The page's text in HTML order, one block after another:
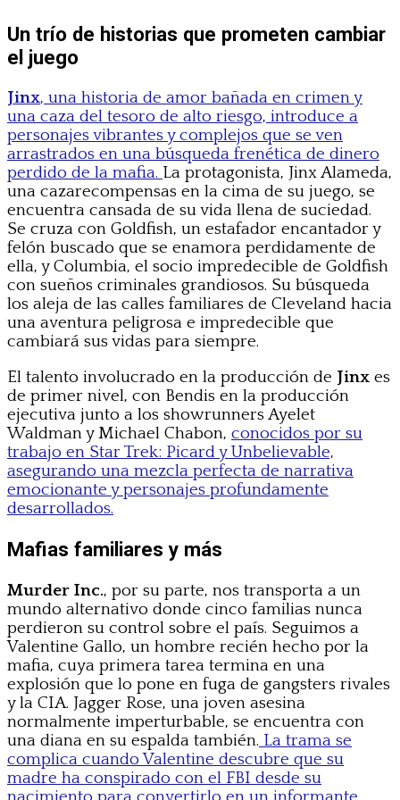
Un trío de historias que prometen cambiar
el juego
Jinx, una historia de amor bañada en crimen y
una caza del tesoro de alto riesgo, introduce a
personajes vibrantes y complejos que se ven
arrastrados en una búsqueda frenética de dinero
perdido de la mafia. La protagonista, Jinx Alameda,
una cazarecompensas en la cima de su juego, se
encuentra cansada de su vida llena de suciedad.
Se cruza con Goldfish, un estafador encantador y
felón buscado que se enamora perdidamente de
ella, y Columbia, el socio impredecible de Goldfish
con sueños criminales grandiosos. Su búsqueda
los aleja de las calles familiares de Cleveland hacia
una aventura peligrosa e impredecible que
cambiará sus vidas para siempre.
El talento involucrado en la producción de Jinx es
de primer nivel, con Bendis en la producción
ejecutiva junto a los showrunners Ayelet
Waldman y Michael Chabon, conocidos por su
trabajo en Star Trek: Picard y Unbelievable,
asegurando una mezcla perfecta de narrativa
emocionante y personajes profundamente
desarrollados.
Mafias familiares y más
Murder Inc., por su parte, nos transporta a un
mundo alternativo donde cinco familias nunca
perdieron su control sobre el país. Seguimos a
Valentine Gallo, un hombre recién hecho por la
mafia, cuya primera tarea termina en una
explosión que lo pone en fuga de gangsters rivales
y la CIA. Jagger Rose, una joven asesina
normalmente imperturbable, se encuentra con
una diana en su espalda también. La trama se
complica cuando Valentine descubre que su
madre ha conspirado con el FBI desde su